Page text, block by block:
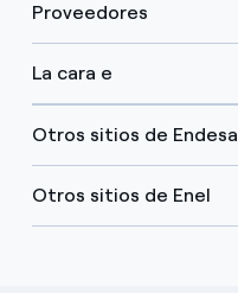
Proveedores
La cara e
Otros sitios de Endesa
Otros sitios de Enel